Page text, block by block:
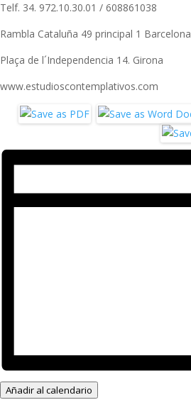
Telf. 34. 972.10.30.01 / 608861038
Rambla Cataluña 49 principal 1 Barcelona
Plaça de l´Independencia 14. Girona
www.estudioscontemplativos.com
Añadir al calendario